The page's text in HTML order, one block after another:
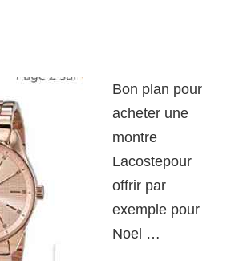
Bon plan pour
acheter une
montre
Lacostepour
offrir par
exemple pour
Noel …